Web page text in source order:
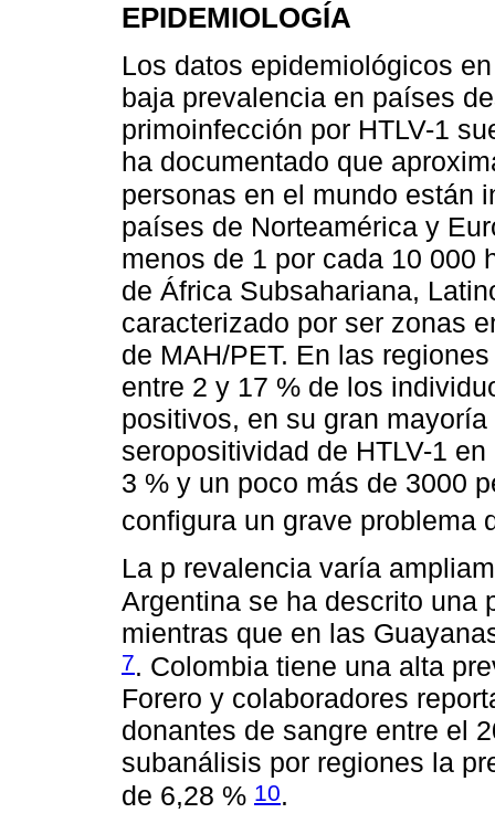
EPIDEMIOLOGÍA
Los datos epidemiológicos
baja prevalencia en países
primoinfección por HTLV-1
ha documentado que
personas en el mundo están
países de Norteamérica y
menos de 1 por cada 10 000
de África Subsahariana,
caracterizado por ser zonas
de MAH/PET. En las
entre 2 y 17 % de los
positivos, en su gran
seropositividad de HTLV-1
3 % y un poco más de 3000
configura un grave
La p revalencia varía
Argentina se ha descrito una
mientras que en las
7. Colombia tiene una alta
Forero y colaboradores
donantes de sangre entre el
subanálisis por regiones la
de 6,28 % 10.